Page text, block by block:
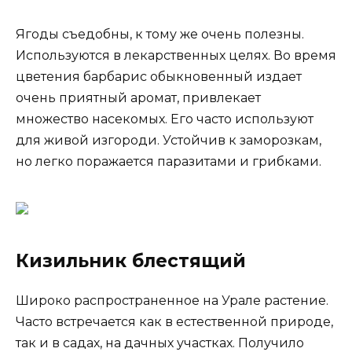
Ягоды съедобны, к тому же очень полезны.
Используются в лекарственных целях. Во время
цветения барбарис обыкновенный издает
очень приятный аромат, привлекает
множество насекомых. Его часто используют
для живой изгороди. Устойчив к заморозкам,
но легко поражается паразитами и грибками.
Кизильник блестящий
Широко распространенное на Урале растение.
Часто встречается как в естественной природе,
так и в садах, на дачных участках. Получило